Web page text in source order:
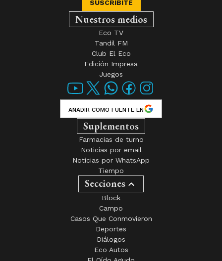
Nuestros medios
Eco TV
Tandil FM
Juegos
AÑADIR COMO FUENTE EN
Suplementos
Farmacias de turno
Noticias por email
Tiempo
Secciones
Block
Campo
Deportes
Diálogos
Eco Autos
El Oído Agudo
Empleos